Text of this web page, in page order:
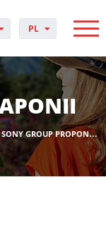
PL
DA
DE
EN
ES
FR
HR
HU
SONY GROUP PROPONUJE PRZEJĘCIE PARAMOUNT GLOBAL ZA 26 MILIARDÓW DOLARÓW